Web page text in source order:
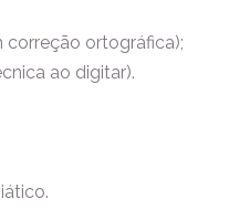
ortográfica);
ao digitar).